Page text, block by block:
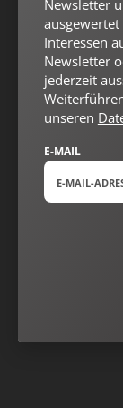
Newsletter
Interessen
Newsletter
jederzeit
unseren
E-MAIL